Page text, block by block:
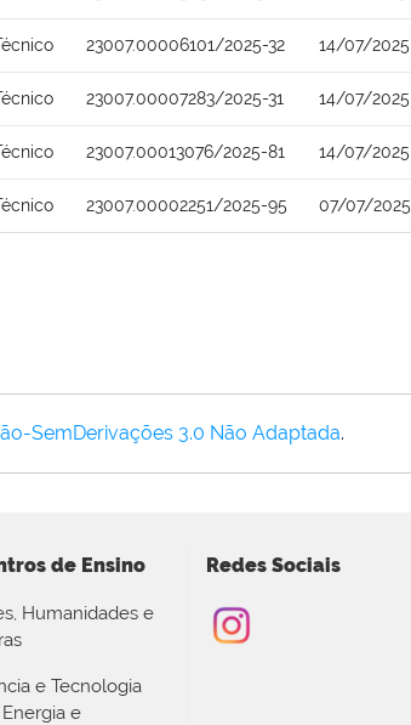
23007.00006101/2025-32 14/07/2025
23007.00007283/2025-31 14/07/2025
23007.00013076/2025-81 14/07/2025
23007.00002251/2025-95 07/07/2025
SemDerivações 3.0 Não Adaptada.
de Ensino
Humanidades e
e Tecnologia
e
Redes Sociais